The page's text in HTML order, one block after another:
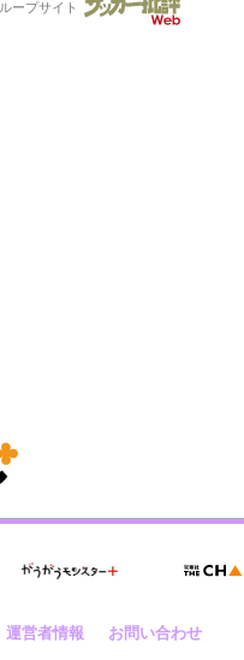
ープサイト
運営者情報 お問い合わせ